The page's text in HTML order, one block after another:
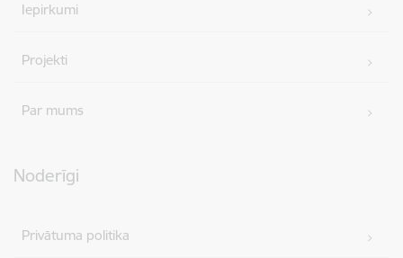
Iepirkumi
Projekti
Par mums
Noderīgi
Privātuma politika